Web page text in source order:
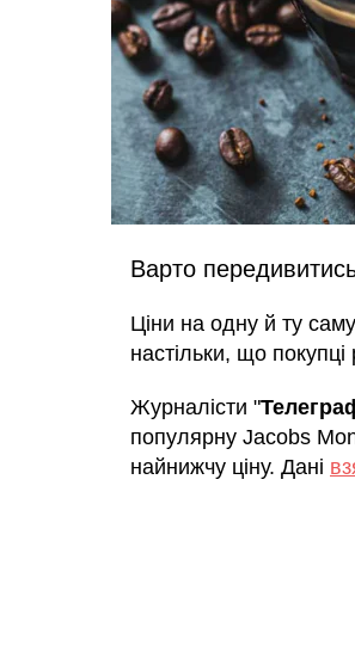
Варто
Ціни на одну й ту
настільки, що
Журналісти "
популярну Jacobs
найнижчу ціну. Дані